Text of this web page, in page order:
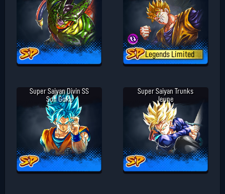
Legends Limited
Super Saiyan Divin SS
Son Goku
Super Saiyan Trunks
Jeune